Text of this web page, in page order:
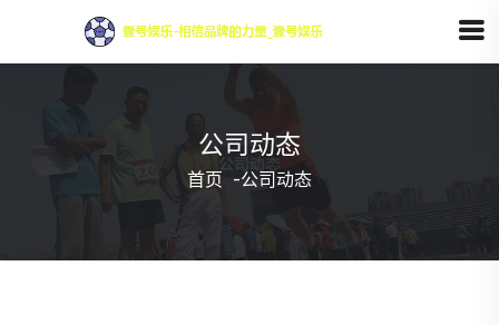
公司动态
首页 -公司动态